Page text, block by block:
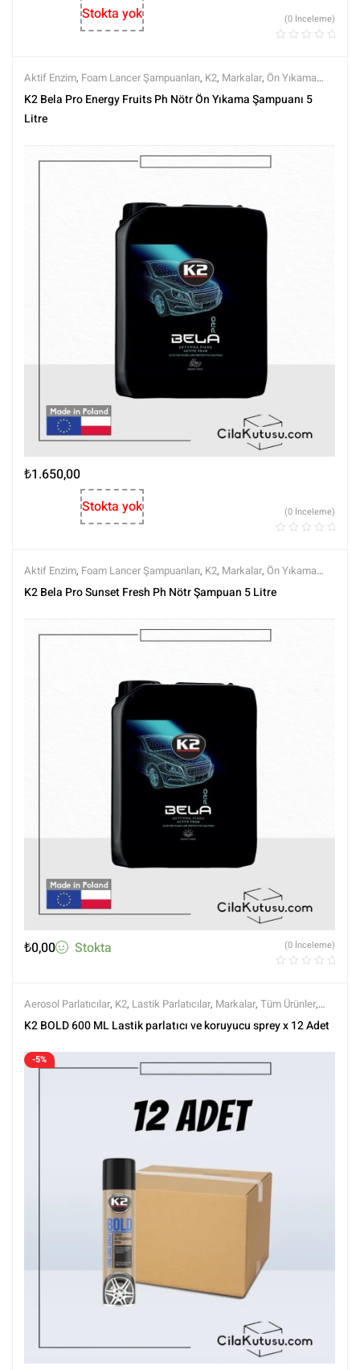
Stokta yok (0 İnceleme)
Aktif Enzim, Foam Lancer Şampuanları, K2, Markalar, Ön Yıkama
Şampuanları, Ph nötr Şampuanlar,Prewashlar,Şampuanlar,Tüm
Ürünler
K2 Bela Pro Energy Fruits Ph Nötr Ön Yıkama Şampuanı 5
Litre
₺1.650,00
Stokta yok
(0 İnceleme)
Aktif Enzim, Foam Lancer Şampuanları, K2, Markalar, Ön Yıkama
Şampuanları,Ph nötr Şampuanlar,Prewashlar,Şampuanlar
K2 Bela Pro Sunset Fresh Ph Nötr Şampuan 5 Litre
₺0,00 Stokta (0 İnceleme)
Aerosol Parlatıcılar, K2, Lastik Parlatıcılar, Markalar, Tüm Ürünler,
Tüm Ürünler,Yıkama Ürünleri
K2 BOLD 600 ML Lastik parlatıcı ve koruyucu sprey x 12 Adet
-5%